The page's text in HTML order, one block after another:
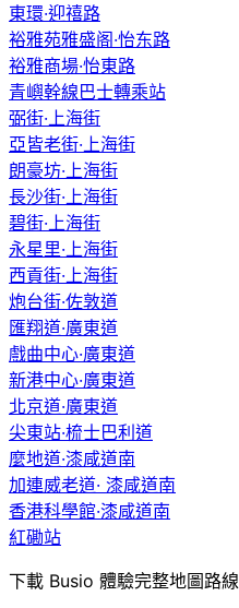
東環·迎禧路
裕雅苑雅盛阁·怡东路
裕雅商場·怡東路
青嶼幹線巴士轉乘站
弼街·上海街
亞皆老街·上海街
朗豪坊·上海街
長沙街·上海街
碧街·上海街
永星里·上海街
西貢街·上海街
炮台街·佐敦道
匯翔道·廣東道
戲曲中心·廣東道
新港中心·廣東道
北京道·廣東道
尖東站·梳士巴利道
麼地道·漆咸道南
加連威老道· 漆咸道南
香港科學館·漆咸道南
紅磡站
下載 Busio 體驗完整地圖路線